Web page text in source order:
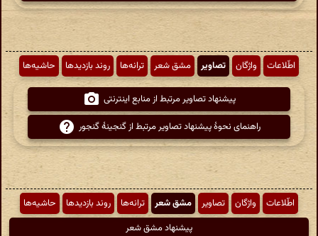
اطّلاعات واژگان تصاویر مشق شعر ترانه‌ها روند بازدیدها حاشیه‌ها
پیشنهاد تصاویر مرتبط از منابع اینترنتی
راهنمای نحوهٔ پیشنهاد تصاویر مرتبط از گنجینهٔ گنجور
اطّلاعات واژگان تصاویر مشق شعر ترانه‌ها روند بازدیدها
حاشیه‌ها
پیشنهاد مشق شعر